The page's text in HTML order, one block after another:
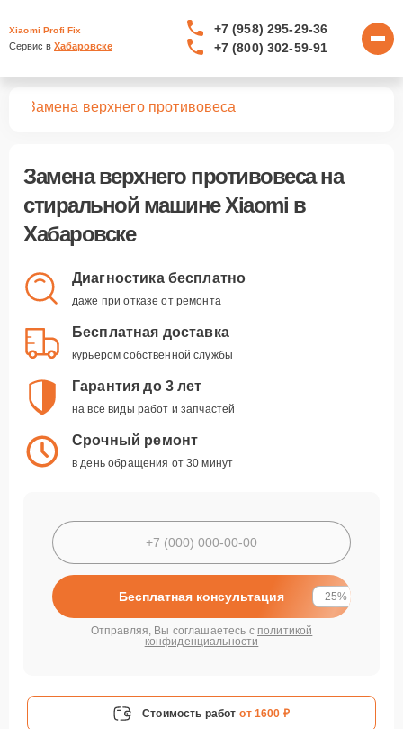
Xiaomi Profi Fix
Сервис в Хабаровске
+7 (958) 295-29-36
+7 (800) 302-59-91
Замена верхнего противовеса
Замена верхнего противовесана
стиральной машине Xiaomi в
Хабаровске
Диагностика бесплатно
даже при отказе от ремонта
Бесплатная доставка
курьером собственной службы
Гарантия до 3 лет
на все виды работ и запчастей
Срочный ремонт
в день обращения от 30 минут
Бесплатная консультация -25%
Отправляя, Вы соглашаетесь с политикой
конфиденциальности
Стоимость работ от 1600 ₽